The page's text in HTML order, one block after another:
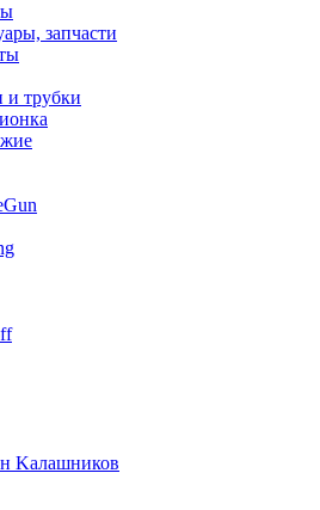
запчасти
и трубки
Kалашников